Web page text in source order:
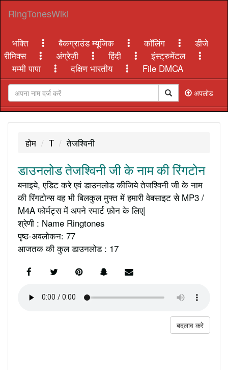
RingTonesWiki
भक्ति बैकग्राउंड म्यूजिक कॉलिंग
डीजे
रीमिक्स
अंग्रेज़ी हिंदी
इंस्ट्रुमेंटल
मम्मी पापा
दक्षिण भारतीय File DMCA
अपलोड
होम T तेजश्विनी
डाउनलोड तेजश्विनी जी के नाम की रिंगटोन
बनाइये, एडिट करे एवं डाउनलोड कीजिये तेजश्विनी जी के नाम
की रिंगटोन्स वह भी बिलकुल मुफ्त में हमारी वेबसाइट से MP3 /
M4A फोर्मट्स में अपने स्मार्ट फ़ोन के लिए|
श्रेणी : Name Ringtones
पृष्ठ-अवलोकन: 77
आजतक की कुल डाउनलोड : 17
बदलाव करे